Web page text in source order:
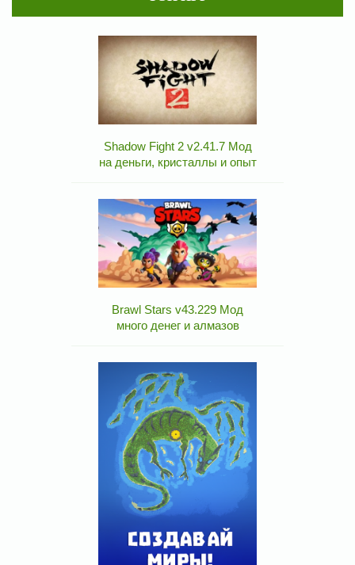
Shadow Fight 2 v2.41.7 Мод
на деньги, кристаллы и опыт
Brawl Stars v43.229 Мод
много денег и алмазов